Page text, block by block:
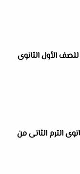
الأول الثانوى
الترم الثانى من